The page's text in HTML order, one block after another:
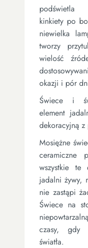
podświetla
kinkiety po
niewielka
tworzy
wielość
okazji i pór
Świece i
element
dekoracyjną z
Mosiężne
ceramiczne
wszystkie te
jadalni żywy,
nie zastąpi
Świece na
czasy, gdy
światła.